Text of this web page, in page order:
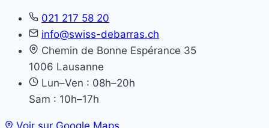
021 217 58 20
info@swiss-debarras.ch
Chemin de Bonne Espérance 35
1006 Lausanne
Lun–Ven : 08h–20h
Sam : 10h–17h
Voir sur Google Maps